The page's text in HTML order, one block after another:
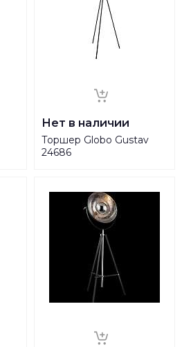
Нет в наличии
Торшер Globo Gustav
24686